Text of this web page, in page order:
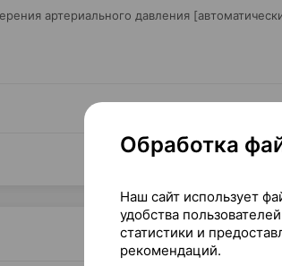
артериального давления
Читать полностью
Обработка
Наш сайт использует
удобства
статистики и
рекомендаций.